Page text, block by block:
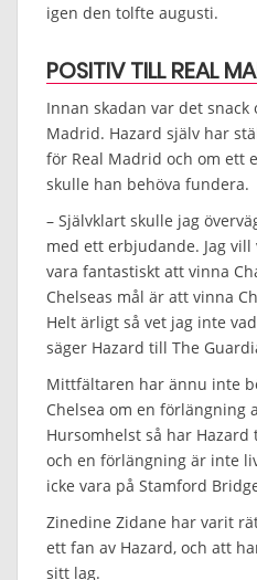
igen den tolfte augusti.
POSITIV TILL REAL
Innan skadan var det snack
Madrid. Hazard själv har
för Real Madrid och om ett
skulle han behöva fundera.
– Självklart skulle jag
med ett erbjudande. Jag
vara fantastiskt att vinna
Chelseas mål är att vinna
Helt ärligt så vet jag inte
säger Hazard till The
Mittfältaren har ännu inte
Chelsea om en förlängning
Hursomhelst så har
och en förlängning är inte
icke vara på Stamford
Zinedine Zidane har varit
ett fan av Hazard, och att
sitt lag.